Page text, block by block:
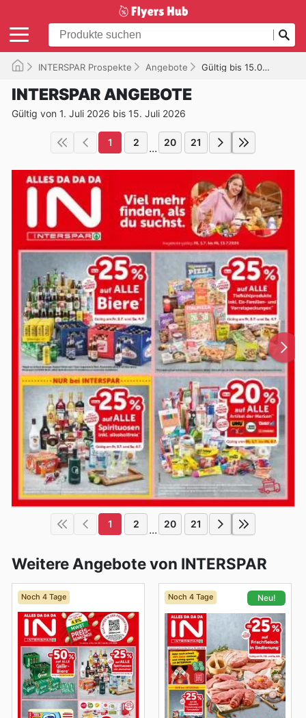
INTERSPAR Prospekte Angebote Gültig bis 15.07.2026
INTERSPAR ANGEBOTE
Gültig von 1. Juli 2026 bis 15. Juli 2026
1 2 ... 20 21
1 2 ... 20 21
Weitere Angebote von INTERSPAR
Noch 4 Tage Noch 4 Tage Neu!